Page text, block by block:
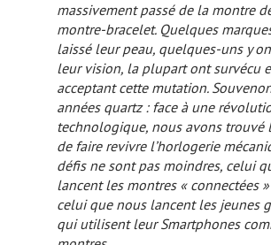
massivement passé de la montre
montre-bracelet. Quelques
laissé leur peau, quelques-uns y
leur vision, la plupart ont survécu
acceptant cette mutation.
années quartz : face à une
technologique, nous avons trouvé
de faire revivre l’horlogerie
défis ne sont pas moindres, celui
lancent les montres « connectées
celui que nous lancent les jeunes
qui utilisent leur Smartphones